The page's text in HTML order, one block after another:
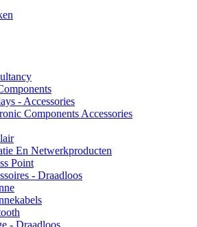
- Accessories
Components Accessories
En Netwerkproducten
Point
- Draadloos
- Draadloos